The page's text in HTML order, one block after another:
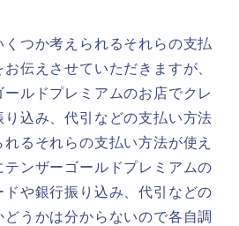
つか考えられるそれらの支払
伝えさせていただきますが、
ルドプレミアムのお店でクレ
り込み、代引などの支払い方法
るそれらの支払い方法が使え
ンザーゴールドプレミアムの
や銀行振り込み、代引などの
うかは分からないので各自調